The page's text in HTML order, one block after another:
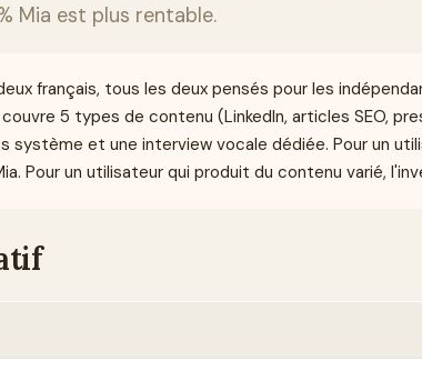
Mia est plus rentable.
français, tous les deux pensés pour les
5 types de contenu (LinkedIn, articles SEO,
système et une interview vocale dédiée. Pour un
Pour un utilisateur qui produit du contenu varié,